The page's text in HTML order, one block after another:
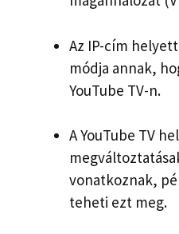
Az IP-cím
módja annak,
YouTube TV-n.
A YouTube TV
vonatkoznak,
teheti ezt meg.